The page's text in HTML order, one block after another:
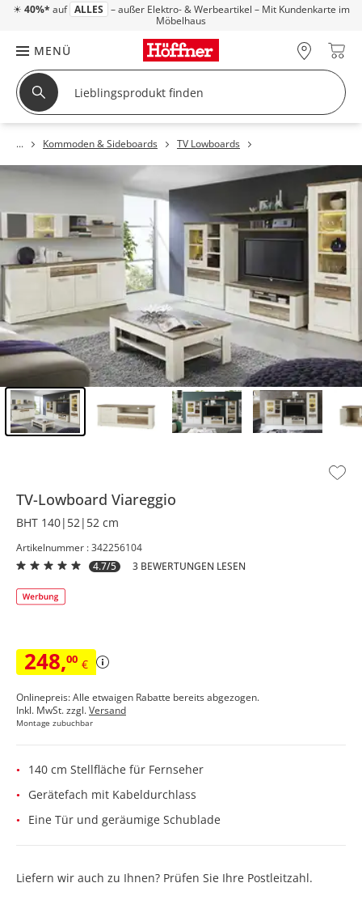
☀ 40%* auf ALLES – außer Elektro- & Werbeartikel – Mit Kundenkarte im
Möbelhaus
MENÜ
Kommoden & Sideboards TV Lowboards
TV-Lowboard Viareggio
BHT 140|52|52 cm
Artikelnummer : 342256104
4.7/5
3 BEWERTUNGEN LESEN
248,00 €
Onlinepreis: Alle etwaigen Rabatte bereits abgezogen.
Inkl. MwSt. zzgl.Versand
Montage zubuchbar
140 cm Stellfläche für Fernseher
Gerätefach mit Kabeldurchlass
Eine Tür und geräumige Schublade
Liefern wir auch zu Ihnen? Prüfen Sie Ihre Postleitzahl.